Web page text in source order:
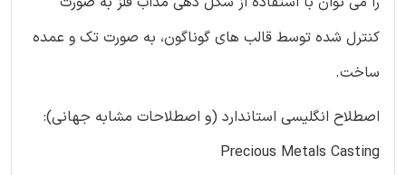
كنترل شده توسط قالب های گوناگون، به صورت تک و عمده
ساخت.
اصطلاح انگلیسی استاندارد (و اصطلاحات مشابه جهانی):
Precious Metals Casting